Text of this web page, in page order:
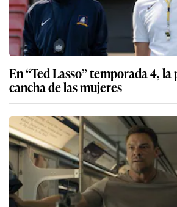
En “Ted Lasso” temporada 4,
cancha de las mujeres